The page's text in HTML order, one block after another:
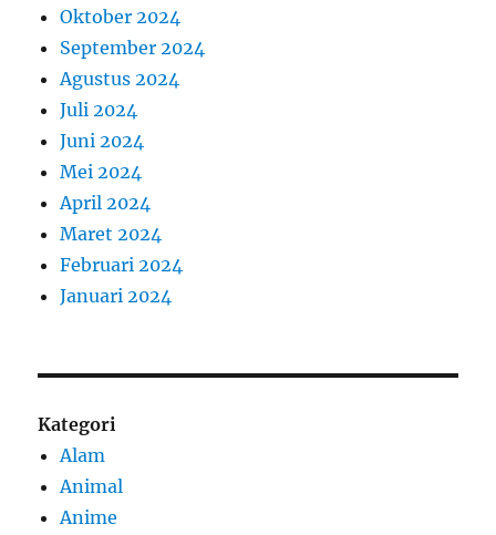
Oktober 2024
September 2024
Agustus 2024
Juli 2024
Juni 2024
Mei 2024
April 2024
Maret 2024
Februari 2024
Januari 2024
Kategori
Alam
Animal
Anime